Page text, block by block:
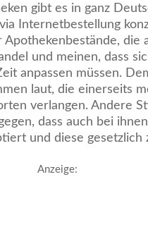
gibt es in ganz
Internetbestellung
Apothekenbestände,
und meinen, dass
anpassen müssen.
laut, die einerseits
verlangen. Andere
dass auch bei
und diese gesetzlich
Anzeige: